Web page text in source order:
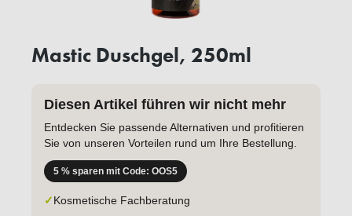
Mastic Duschgel, 250ml
Diesen Artikel führen wir nicht mehr
Entdecken Sie passende Alternativen und profitieren
Sie von unseren Vorteilen rund um Ihre Bestellung.
5 % sparen mit Code: OOS5
✓Kosmetische Fachberatung